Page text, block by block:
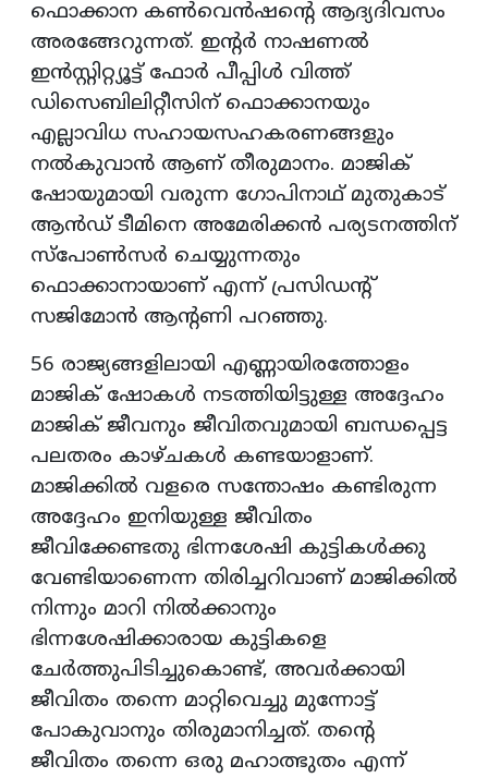
ഫൊക്കാന കൺവെൻഷന്റെ ആദ്യദിവസം
അരങ്ങേറുന്നത്. ഇന്റര്‍ നാഷണല്‍
ഇന്‍സ്റ്റിറ്റ്യൂട്ട് ഫോര്‍ പീപ്പിള്‍ വിത്ത്
ഡിസെബിലിറ്റീസിന് ഫൊക്കാനയും
എല്ലാവിധ സഹായസഹകരണങ്ങളും
നൽകുവാൻ ആണ് തീരുമാനം. മാജിക്
ഷോയുമായി വരുന്ന ഗോപിനാഥ് മുതുകാട്
ആൻഡ് ടീമിനെ അമേരിക്കൻ പര്യടനത്തിന്
സ്പോൺസർ ചെയ്യുന്നതും
ഫൊക്കാനായാണ് എന്ന് പ്രസിഡന്റ്
സജിമോൻ ആന്റണി പറഞ്ഞു.
56 രാജ്യങ്ങളിലായി എണ്ണായിരത്തോളം
മാജിക് ഷോകള്‍ നടത്തിയിട്ടുള്ള അദ്ദേഹം
മാജിക് ജീവനും ജീവിതവുമായി ബന്ധപ്പെട്ട
പലതരം കാഴ്ചകൾ കണ്ടയാളാണ്.
മാജിക്കിൽ വളരെ സന്തോഷം കണ്ടിരുന്ന
അദ്ദേഹം ഇനിയുള്ള ജീവിതം
ജീവിക്കേണ്ടതു ഭിന്നശേഷി കുട്ടികൾക്കു
വേണ്ടിയാണെന്ന തിരിച്ചറിവാണ് മാജിക്കിൽ
നിന്നും മാറി നിൽക്കാനും
ഭിന്നശേഷിക്കാരായ കുട്ടികളെ
ചേര്‍ത്തുപിടിച്ചുകൊണ്ട്, അവര്‍ക്കായി
ജീവിതം തന്നെ മാറ്റിവെച്ചു മുന്നോട്ട്
പോകുവാനും തിരുമാനിച്ചത്. തന്റെ
ജീവിതം തന്നെ ഒരു മഹാത്ഭുതം എന്ന്